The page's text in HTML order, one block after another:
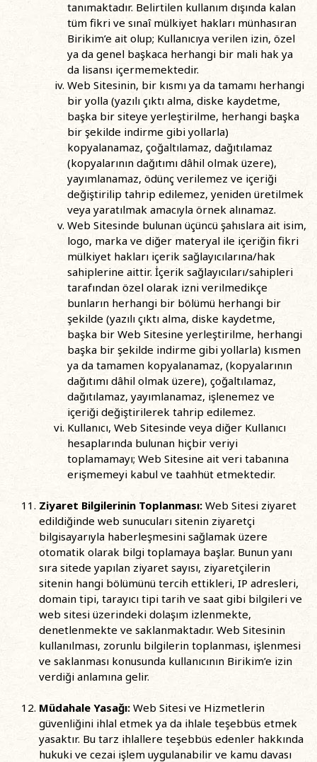
tanımaktadır. Belirtilen kullanım dışında kalan
tüm fikri ve sınaî mülkiyet hakları münhasıran
Birikim’e ait olup; Kullanıcıya verilen izin, özel
ya da genel başkaca herhangi bir mali hak ya
da lisansı içermemektedir.
Web Sitesinin, bir kısmı ya da tamamı herhangi
bir yolla (yazılı çıktı alma, diske kaydetme,
başka bir siteye yerleştirilme, herhangi başka
bir şekilde indirme gibi yollarla)
kopyalanamaz, çoğaltılamaz, dağıtılamaz
(kopyalarının dağıtımı dâhil olmak üzere),
yayımlanamaz, ödünç verilemez ve içeriği
değiştirilip tahrip edilemez, yeniden üretilmek
veya yaratılmak amacıyla örnek alınamaz.
Web Sitesinde bulunan üçüncü şahıslara ait isim,
logo, marka ve diğer materyal ile içeriğin fikri
mülkiyet hakları içerik sağlayıcılarına/hak
sahiplerine aittir. İçerik sağlayıcıları/sahipleri
tarafından özel olarak izni verilmedikçe
bunların herhangi bir bölümü herhangi bir
şekilde (yazılı çıktı alma, diske kaydetme,
başka bir Web Sitesine yerleştirilme, herhangi
başka bir şekilde indirme gibi yollarla) kısmen
ya da tamamen kopyalanamaz, (kopyalarının
dağıtımı dâhil olmak üzere), çoğaltılamaz,
dağıtılamaz, yayımlanamaz, işlenemez ve
içeriği değiştirilerek tahrip edilemez.
Kullanıcı, Web Sitesinde veya diğer Kullanıcı
hesaplarında bulunan hiçbir veriyi
toplamamayı; Web Sitesine ait veri tabanına
erişmemeyi kabul ve taahhüt etmektedir.
Ziyaret Bilgilerinin Toplanması: Web Sitesi ziyaret
edildiğinde web sunucuları sitenin ziyaretçi
bilgisayarıyla haberleşmesini sağlamak üzere
otomatik olarak bilgi toplamaya başlar. Bunun yanı
sıra sitede yapılan ziyaret sayısı, ziyaretçilerin
sitenin hangi bölümünü tercih ettikleri, IP adresleri,
domain tipi, tarayıcı tipi tarih ve saat gibi bilgileri ve
web sitesi üzerindeki dolaşım izlenmekte,
denetlenmekte ve saklanmaktadır. Web Sitesinin
kullanılması, zorunlu bilgilerin toplanması, işlenmesi
ve saklanması konusunda kullanıcının Birikim’e izin
verdiği anlamına gelir.
Müdahale Yasağı: Web Sitesi ve Hizmetlerin
güvenliğini ihlal etmek ya da ihlale teşebbüs etmek
yasaktır. Bu tarz ihlallere teşebbüs edenler hakkında
hukuki ve cezai işlem uygulanabilir ve kamu davası